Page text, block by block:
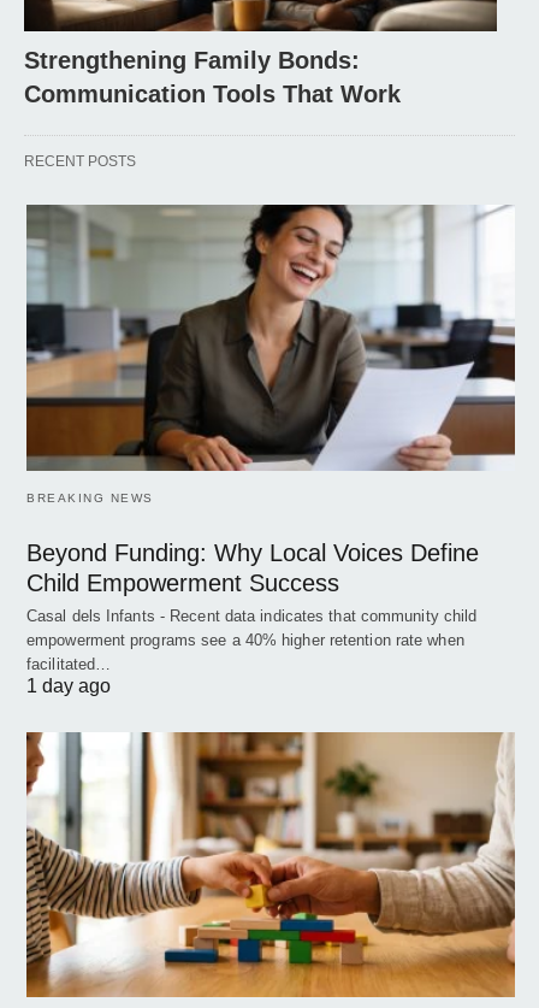
Strengthening Family Bonds:
Communication Tools That Work
RECENT POSTS
BREAKING NEWS
Beyond Funding: Why Local Voices Define
Child Empowerment Success
Casal dels Infants - Recent data indicates that community child
empowerment programs see a 40% higher retention rate when
facilitated…
1 day ago